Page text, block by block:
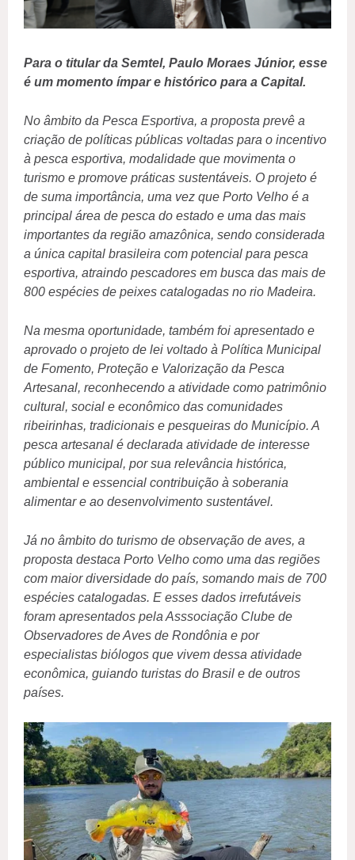
Para o titular da Semtel, Paulo Moraes Júnior, esse
é um momento ímpar e histórico para a Capital.
No âmbito da Pesca Esportiva, a proposta prevê a
criação de políticas públicas voltadas para o incentivo
à pesca esportiva, modalidade que movimenta o
turismo e promove práticas sustentáveis. O projeto é
de suma importância, uma vez que Porto Velho é a
principal área de pesca do estado e uma das mais
importantes da região amazônica, sendo considerada
a única capital brasileira com potencial para pesca
esportiva, atraindo pescadores em busca das mais de
800 espécies de peixes catalogadas no rio Madeira.
Na mesma oportunidade, também foi apresentado e
aprovado o projeto de lei voltado à Política Municipal
de Fomento, Proteção e Valorização da Pesca
Artesanal, reconhecendo a atividade como patrimônio
cultural, social e econômico das comunidades
ribeirinhas, tradicionais e pesqueiras do Município. A
pesca artesanal é declarada atividade de interesse
público municipal, por sua relevância histórica,
ambiental e essencial contribuição à soberania
alimentar e ao desenvolvimento sustentável.
Já no âmbito do turismo de observação de aves, a
proposta destaca Porto Velho como uma das regiões
com maior diversidade do país, somando mais de 700
espécies catalogadas. E esses dados irrefutáveis
foram apresentados pela Asssociação Clube de
Observadores de Aves de Rondônia e por
especialistas biólogos que vivem dessa atividade
econômica, guiando turistas do Brasil e de outros
países.